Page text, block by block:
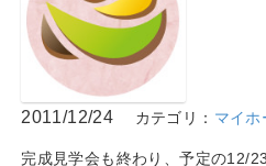
2011/12/24 カテゴリ： マイ
完成見学会も終わり、予定の12/